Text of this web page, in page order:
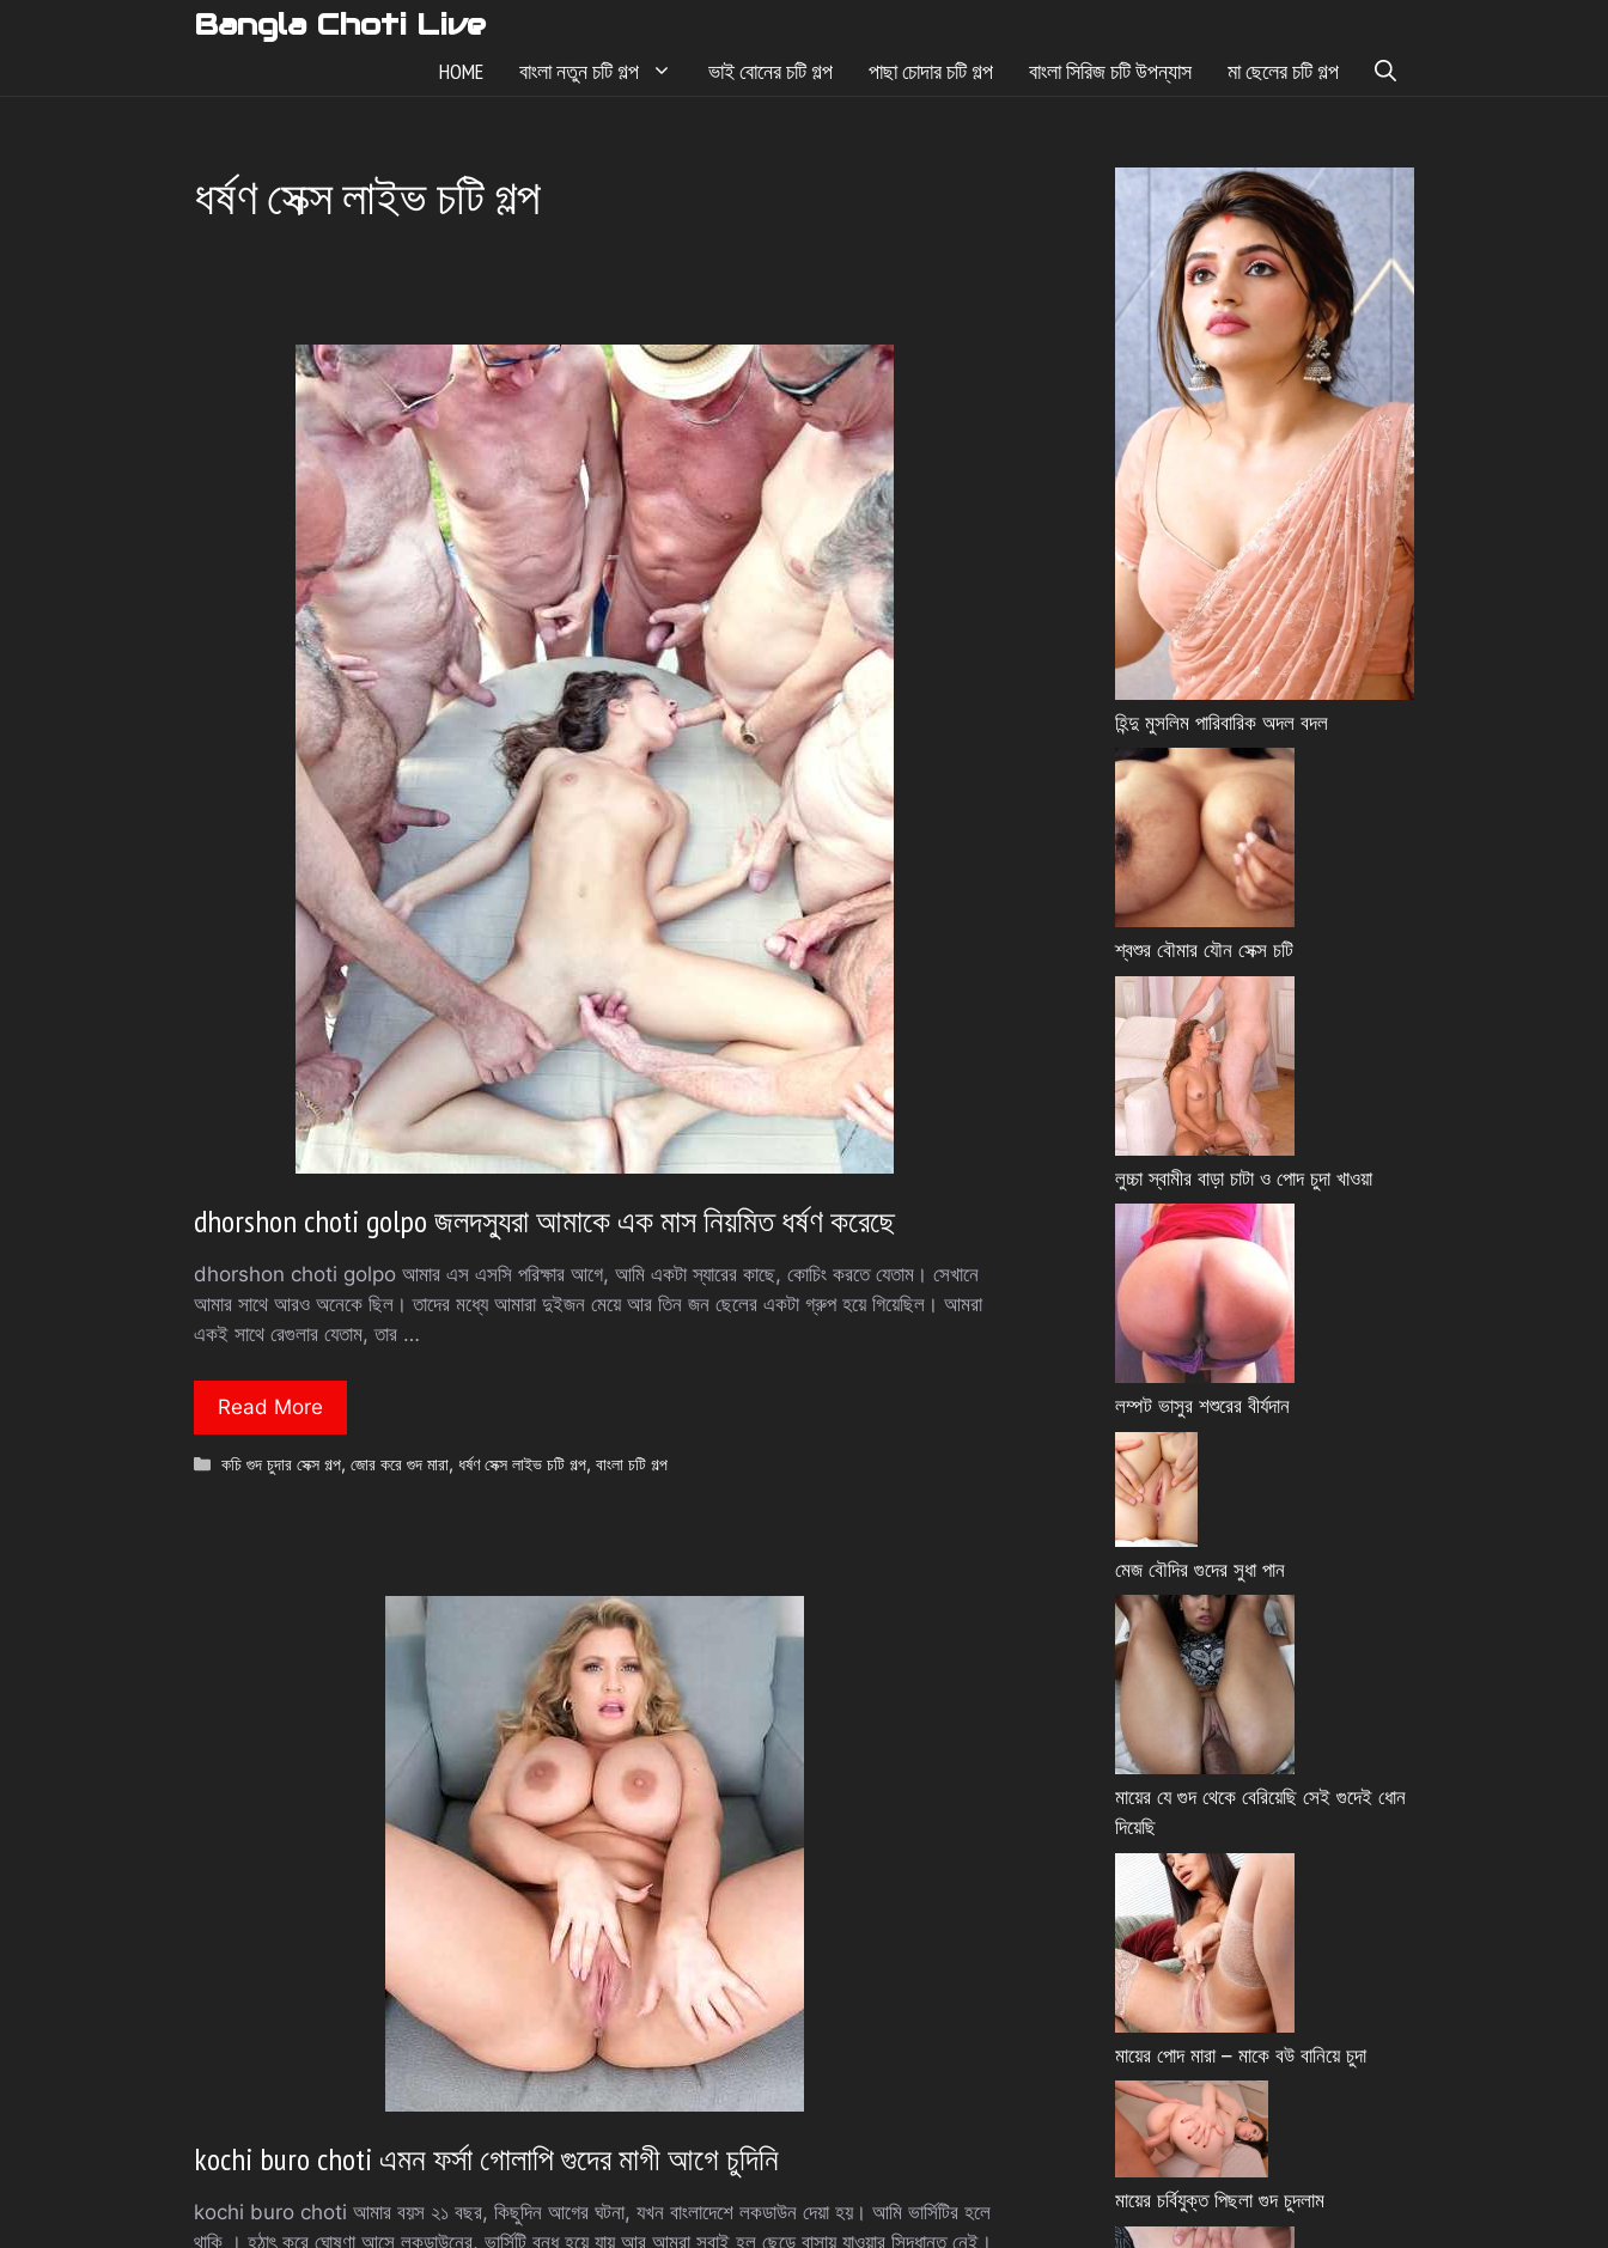
Bangla Choti Live
HOME বাংলা নতুন চটি গল্প ভাই বোনের চটি গল্প পাছা চোদার চটি গল্প বাংলা সিরিজ চটি উপন্যাস মা ছেলের চটি গল্প
ধর্ষণ সেক্স লাইভ চটি গল্প
dhorshon choti golpo জলদস্যুরা আমাকে এক মাস নিয়মিত ধর্ষণ করেছে
dhorshon choti golpo আমার এস এসসি পরিক্ষার আগে, আমি একটা স্যারের কাছে, কোচিং করতে যেতাম। সেখানে
আমার সাথে আরও অনেকে ছিল। তাদের মধ্যে আমারা দুইজন মেয়ে আর তিন জন ছেলের একটা গ্রুপ হয়ে গিয়েছিল। আমরা
একই সাথে রেগুলার যেতাম, তার …
Read More
Categories
কচি গুদ চুদার সেক্স গল্প,জোর করে গুদ মারা, ধর্ষণ সেক্স লাইভ চটি গল্প,বাংলা চটি গল্প
kochi buro choti এমন ফর্সা গোলাপি গুদের মাগী আগে চুদিনি
kochi buro choti আমার বয়স ২১ বছর, কিছুদিন আগের ঘটনা, যখন বাংলাদেশে লকডাউন দেয়া হয়। আমি ভার্সিটির হলে
থাকি । হঠাৎ করে ঘোষণা আসে লকডাউনের, ভার্সিটি বন্ধ হয়ে যায় আর আমরা সবাই হল ছেড়ে বাসায় যাওয়ার সিদ্ধান্ত নেই।
হিন্দু মুসলিম পারিবারিক অদল বদল
শ্বশুর বৌমার যৌন সেক্স চটি
লুচ্চা স্বামীর বাড়া চাটা ও পোদ চুদা খাওয়া
লম্পট ভাসুর শশুরের বীর্যদান
মেজ বৌদির গুদের সুধা পান
মায়ের যে গুদ থেকে বেরিয়েছি সেই গুদেই ধোন
দিয়েছি
মায়ের পোদ মারা – মাকে বউ বানিয়ে চুদা
মায়ের চর্বিযুক্ত পিছলা গুদ চুদলাম